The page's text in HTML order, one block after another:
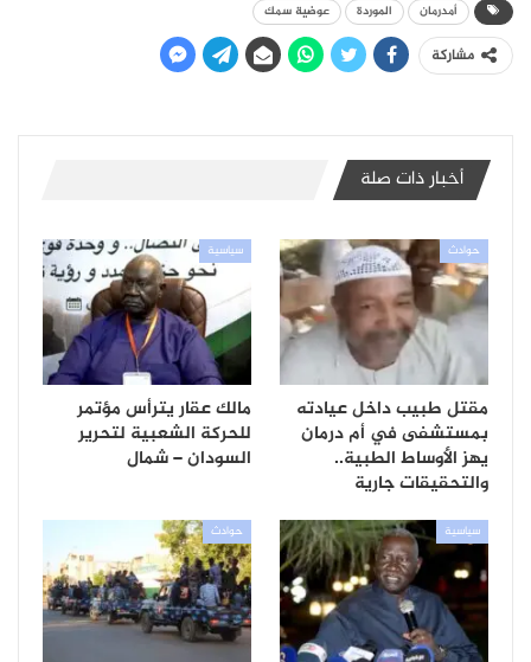
أمدرمان الموردة عوضية سمك
مشاركة
أخبار ذات صلة
حوادث
مقتل طبيب داخل عيادته
بمستشفى في أم درمان
يهز الأوساط الطبية..
والتحقيقات جارية
سياسية
مالك عقار يترأس مؤتمر
للحركة الشعبية لتحرير
السودان – شمال
سياسية حوادث